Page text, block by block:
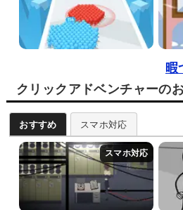
暇
クリックアドベンチャーの
おすすめ スマホ対応